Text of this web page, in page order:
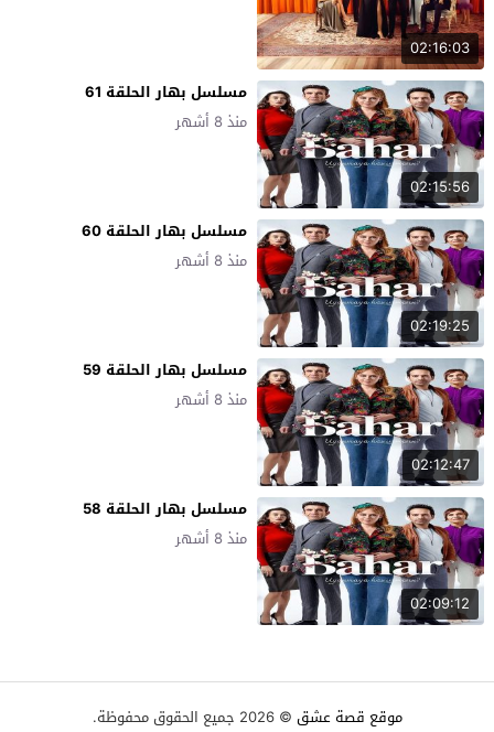
02:16:03
02:15:56
مسلسل بهار الحلقة 61
منذ 8 أشهر
02:19:25
مسلسل بهار الحلقة 60
منذ 8 أشهر
02:12:47
مسلسل بهار الحلقة 59
منذ 8 أشهر
02:09:12
مسلسل بهار الحلقة 58
منذ 8 أشهر
موقع قصة عشق © 2026 جميع الحقوق محفوظة.